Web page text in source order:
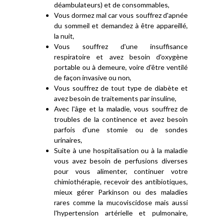
déambulateurs) et de consommables,
Vous dormez mal car vous souffrez d'apnée
du sommeil et demandez à être appareillé,
la nuit,
Vous souffrez d'une insuffisance
respiratoire et avez besoin d'oxygène
portable ou à demeure, voire d'être ventilé
de façon invasive ou non,
Vous souffrez de tout type de diabète et
avez besoin de traitements par insuline,
Avec l'âge et la maladie, vous souffrez de
troubles de la continence et avez besoin
parfois d'une stomie ou de sondes
urinaires,
Suite à une hospitalisation ou à la maladie
vous avez besoin de perfusions diverses
pour vous alimenter, continuer votre
chimiothérapie, recevoir des antibiotiques,
mieux gérer Parkinson ou des maladies
rares comme la mucoviscidose mais aussi
l'hypertension artérielle et pulmonaire,